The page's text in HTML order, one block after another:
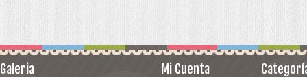
Galeria Mi Cuenta